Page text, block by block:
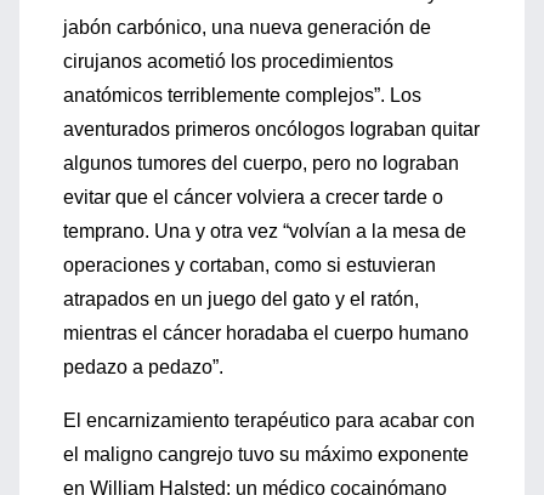
jabón carbónico, una nueva generación de
cirujanos acometió los procedimientos
anatómicos terriblemente complejos”. Los
aventurados primeros oncólogos lograban quitar
algunos tumores del cuerpo, pero no lograban
evitar que el cáncer volviera a crecer tarde o
temprano. Una y otra vez “volvían a la mesa de
operaciones y cortaban, como si estuvieran
atrapados en un juego del gato y el ratón,
mientras el cáncer horadaba el cuerpo humano
pedazo a pedazo”.
El encarnizamiento terapéutico para acabar con
el maligno cangrejo tuvo su máximo exponente
en William Halsted: un médico cocainómano